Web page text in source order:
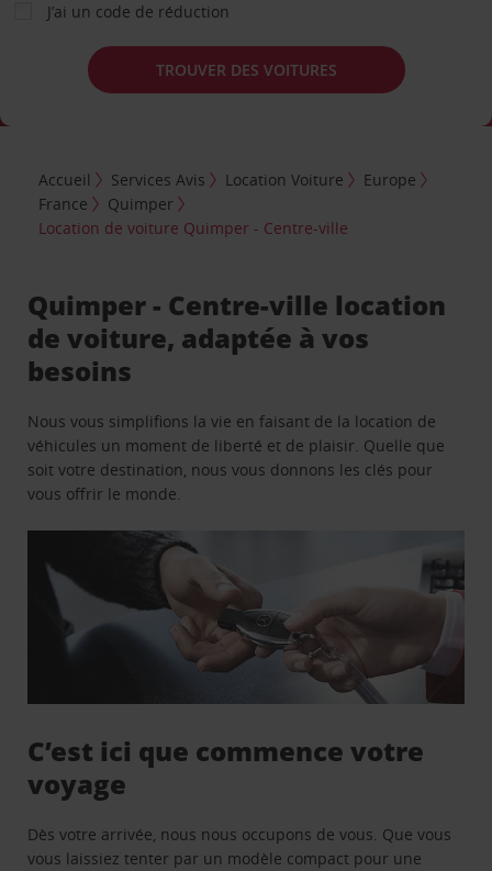
J’ai un code de réduction
TROUVER DES VOITURES
Accueil Services Avis Location Voiture
Europe
France
Quimper
Location de voiture Quimper - Centre-ville
Quimper - Centre-ville location
de voiture, adaptée à vos
besoins
Nous vous simplifions la vie en faisant de la location de
véhicules un moment de liberté et de plaisir. Quelle que
soit votre destination, nous vous donnons les clés pour
vous offrir le monde.
C’est ici que commence votre
voyage
Dès votre arrivée, nous nous occupons de vous. Que vous
vous laissiez tenter par un modèle compact pour une